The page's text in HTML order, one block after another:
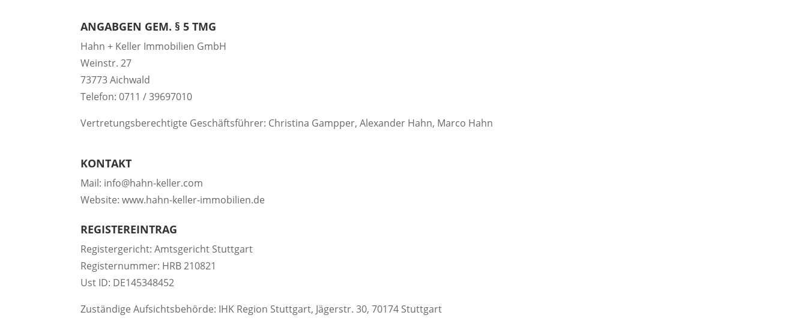
ANGABGEN GEM. § 5 TMG
Hahn + Keller Immobilien GmbH
Weinstr. 27
73773 Aichwald
Telefon: 0711 / 39697010
Vertretungsberechtigte Geschäftsführer: Christina Gampper, Alexander Hahn, Marco Hahn
KONTAKT
Mail: info@hahn-keller.com
Website: www.hahn-keller-immobilien.de
REGISTEREINTRAG
Registergericht: Amtsgericht Stuttgart
Registernummer: HRB 210821
Ust ID: DE145348452
Zuständige Aufsichtsbehörde: IHK Region Stuttgart, Jägerstr. 30, 70174 Stuttgart